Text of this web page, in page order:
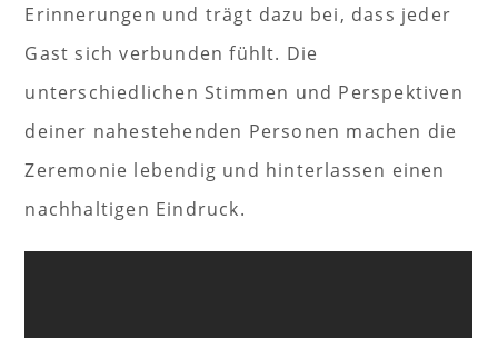
Erinnerungen und trägt dazu bei, dass jeder
Gast sich verbunden fühlt. Die
unterschiedlichen Stimmen und Perspektiven
deiner nahestehenden Personen machen die
Zeremonie lebendig und hinterlassen einen
nachhaltigen Eindruck.